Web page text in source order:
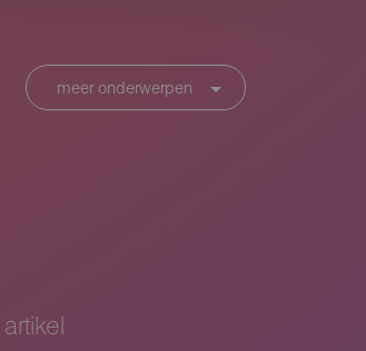
meer onderwerpen